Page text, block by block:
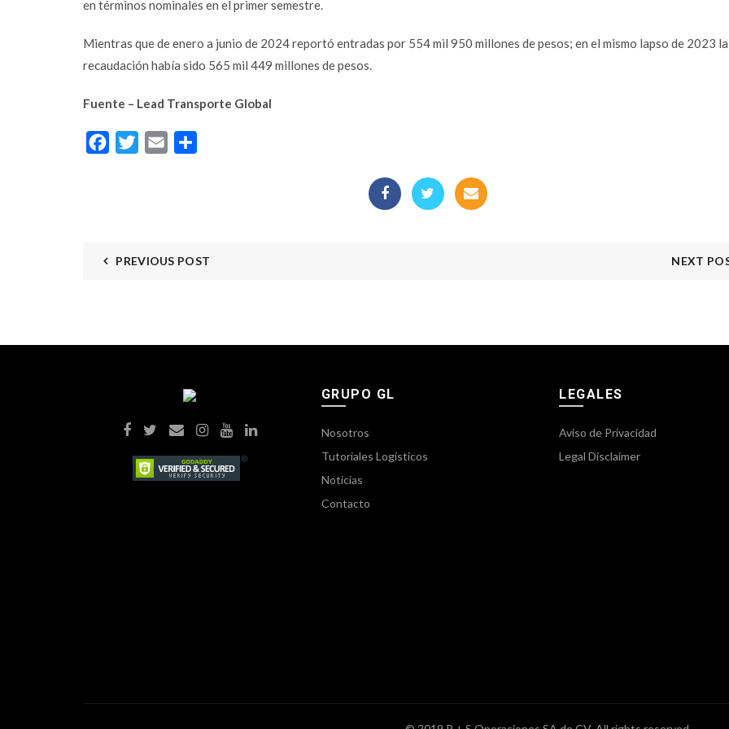
en términos nominales en el primer semestre.
Mientras que de enero a junio de 2024 reportó entradas por 554 mil 950 millones de pesos; en el mismo lapso de 2023 la
recaudación había sido 565 mil 449 millones de pesos.
Fuente – Lead Transporte Global
FacebookTwitterEmail
PREVIOUS POST NEXT
GRUPO GL
Nosotros
Tutoriales Logísticos
Noticias
Contacto
LEGALES
Aviso de Privacidad
Legal Disclaimer